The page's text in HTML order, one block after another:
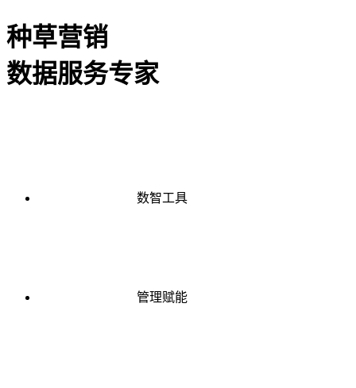
种草营销
数据服务专家
数智工具
管理赋能